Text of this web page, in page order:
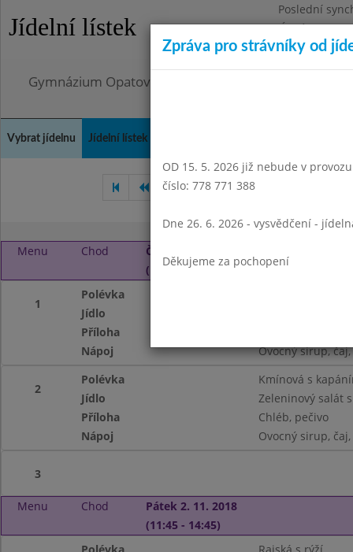
Jídelní lístek
Poslední
Úterý
Omezení
Gymnázium Opatov, Praha 4, Konstantinova 1500
Vybrat jídelnu Jídelní lístek
Září 2018
Menu Chod
Čtvrtek 1. 11. 2018
(11:45 - 14:45)
1
Polévka
Jídlo
Příloha
Nápoj
Ovocný sirup,
2
Polévka
Kmínová s
Jídlo
Zeleninový salát
Příloha
Chléb, pečivo
Nápoj
Ovocný sirup,
3
Menu Chod
Pátek 2. 11. 2018
(11:45 - 14:45)
Zpráva pro strávníky od
OD 15. 5. 2026 již nebude v
číslo: 778 771 388
Dne 26. 6. 2026 - vysvědčení -
Děkujeme za pochopení